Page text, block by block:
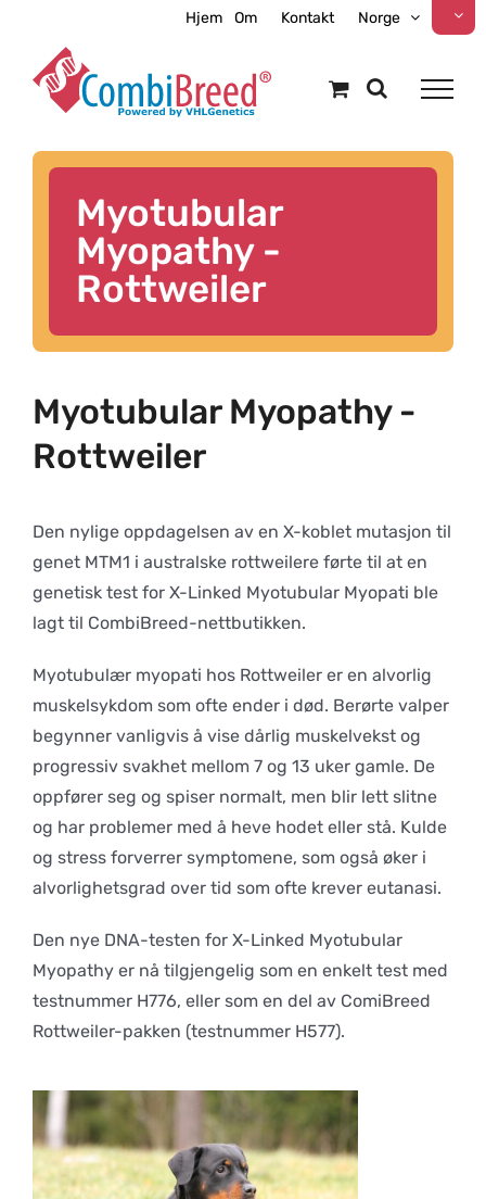
content
Hjem Om Kontakt Norge
Myotubular
Myopathy -
Rottweiler
Myotubular Myopathy -
Rottweiler
Den nylige oppdagelsen av en X-koblet mutasjon til
genet MTM1 i australske rottweilere førte til at en
genetisk test for X-Linked Myotubular Myopati ble
lagt til CombiBreed-nettbutikken.
Myotubulær myopati hos Rottweiler er en alvorlig
muskelsykdom som ofte ender i død. Berørte valper
begynner vanligvis å vise dårlig muskelvekst og
progressiv svakhet mellom 7 og 13 uker gamle. De
oppfører seg og spiser normalt, men blir lett slitne
og har problemer med å heve hodet eller stå. Kulde
og stress forverrer symptomene, som også øker i
alvorlighetsgrad over tid som ofte krever eutanasi.
Den nye DNA-testen for X-Linked Myotubular
Myopathy er nå tilgjengelig som en enkelt test med
testnummer H776, eller som en del av ComiBreed
Rottweiler-pakken (testnummer H577).